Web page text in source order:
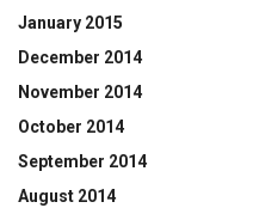
January 2015
December 2014
November 2014
October 2014
September 2014
August 2014